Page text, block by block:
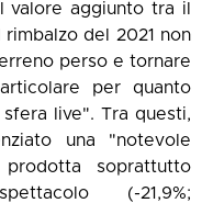
valore aggiunto tra il
del 2021 non
perso e tornare
per quanto
live". Tra questi,
una "notevole
soprattutto
(-21,9%;